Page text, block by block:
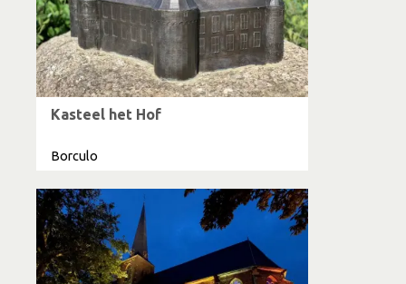
Kasteel het Hof
Borculo